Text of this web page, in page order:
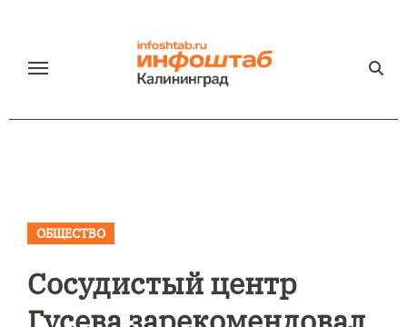
содержанию
ОБЩЕСТВО
Сосудистый центр